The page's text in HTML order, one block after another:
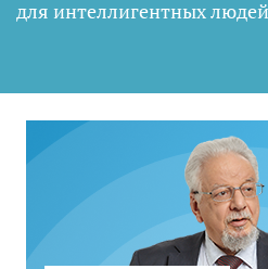
для интеллигентных людей